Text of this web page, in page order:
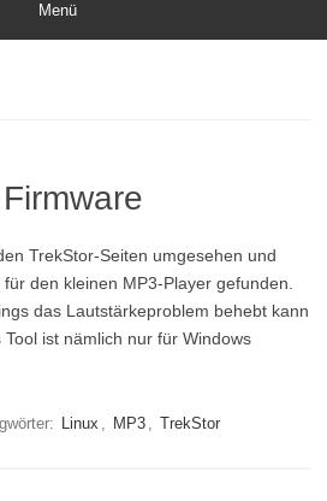
Menü
TrekStor-Seiten umgesehen und
den kleinen MP3-Player gefunden.
das Lautstärkeproblem behebt kann
ist nämlich nur für Windows
Linux , MP3 , TrekStor